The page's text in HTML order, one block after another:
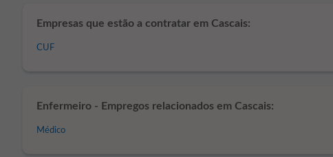
Empresas que estão a contratar em Cascais:
CUF
Enfermeiro - Empregos relacionados em Cascais:
Médico